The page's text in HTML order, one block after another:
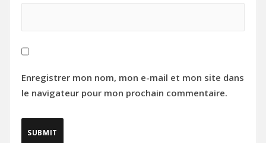
Enregistrer mon nom, mon e-mail et mon site dans
le navigateur pour mon prochain commentaire.